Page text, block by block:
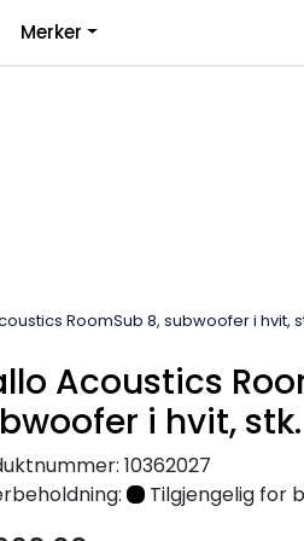
Merker
RoomSub 8, subwoofer i hvit,
Acoustics
i hvit, stk.
10362027
Tilgjengelig for